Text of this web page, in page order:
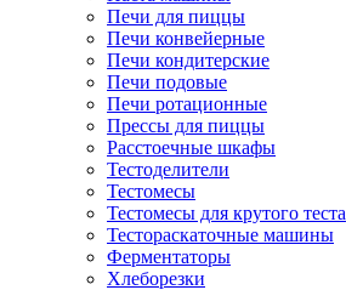
Печи для пиццы
Печи конвейерные
Печи кондитерские
Печи подовые
Печи ротационные
Прессы для пиццы
Расстоечные шкафы
Тестоделители
Тестомесы
Тестомесы для крутого теста
Тестораскаточные машины
Ферментаторы
Хлеборезки